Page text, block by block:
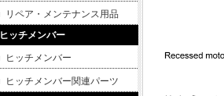
リペア・メンテナンス用品
ヒッチメンバー
ヒッチメンバー
ヒッチメンバー関連パーツ